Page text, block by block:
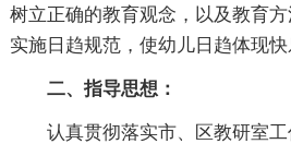
树立正确的教育观念，以及教育
实施日趋规范，使幼儿日趋体现快
二、指导思想：
认真贯彻落实市、区教研室